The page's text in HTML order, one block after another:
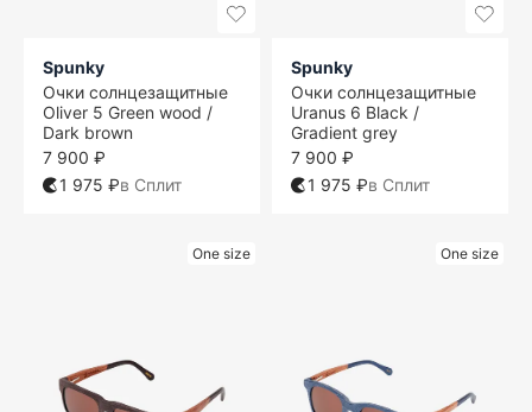
Spunky
Очки солнцезащитные
Oliver 5 Green wood /
Dark brown
7 900 ₽
1 975 ₽в Сплит
Spunky
Очки солнцезащитные
Uranus 6 Black /
Gradient grey
7 900 ₽
1 975 ₽в Сплит
One size One size